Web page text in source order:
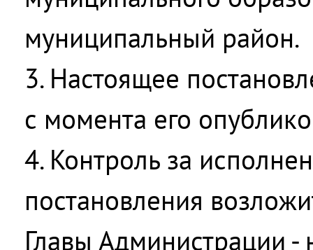
муниципальный район.
3. Настоящее
с момента его
4. Контроль за
постановления
Главы Администрации -